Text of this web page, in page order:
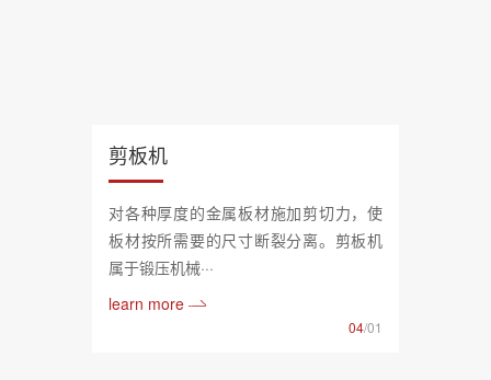
剪板机
对各种厚度的金属板材施加剪切力，使
板材按所需要的尺寸断裂分离。剪板机
属于锻压机械···
learn more
04/01